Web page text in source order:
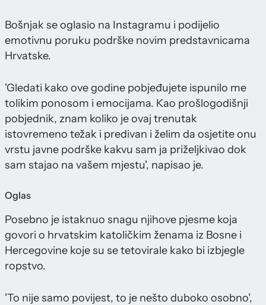
Bošnjak se oglasio na Instagramu i podijelio
emotivnu poruku podrške novim predstavnicama
Hrvatske.
'Gledati kako ove godine pobjeđujete ispunilo me
tolikim ponosom i emocijama. Kao prošlogodišnji
pobjednik, znam koliko je ovaj trenutak
istovremeno težak i predivan i želim da osjetite onu
vrstu javne podrške kakvu sam ja priželjkivao dok
sam stajao na vašem mjestu', napisao je.
Oglas
Posebno je istaknuo snagu njihove pjesme koja
govori o hrvatskim katoličkim ženama iz Bosne i
Hercegovine koje su se tetovirale kako bi izbjegle
ropstvo.
'To nije samo povijest, to je nešto duboko osobno',